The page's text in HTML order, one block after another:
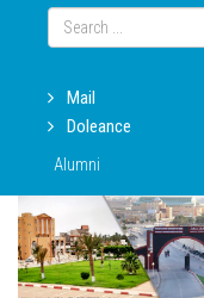
Mail
Doleance
Alumni